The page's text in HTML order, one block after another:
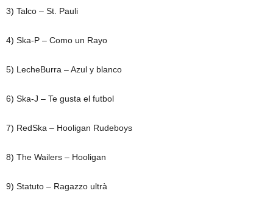
3) Talco – St. Pauli
4) Ska-P – Como un Rayo
5) LecheBurra – Azul y blanco
6) Ska-J – Te gusta el futbol
7) RedSka – Hooligan Rudeboys
8) The Wailers – Hooligan
9) Statuto – Ragazzo ultrà